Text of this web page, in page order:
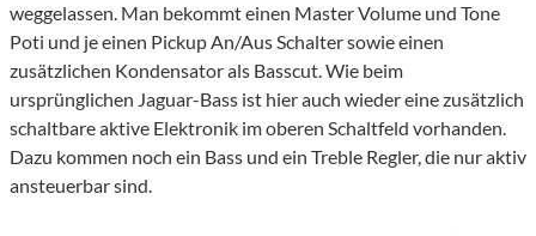
weggelassen. Man bekommt einen Master Volume und Tone
Poti und je einen Pickup An/Aus Schalter sowie einen
zusätzlichen Kondensator als Basscut. Wie beim
ursprünglichen Jaguar-Bass ist hier auch wieder eine zusätzlich
schaltbare aktive Elektronik im oberen Schaltfeld vorhanden.
Dazu kommen noch ein Bass und ein Treble Regler, die nur aktiv
ansteuerbar sind.